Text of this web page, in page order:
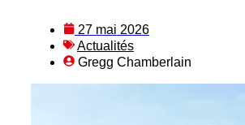
27 mai 2026
Actualités
Gregg Chamberlain